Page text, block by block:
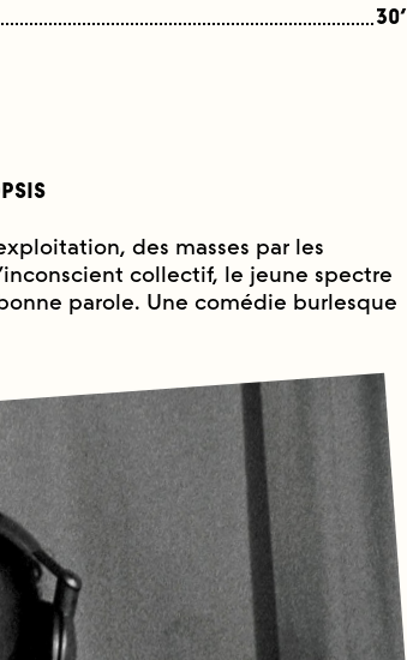
30’
des masses par les
collectif, le jeune spectre
parole. Une comédie burlesque